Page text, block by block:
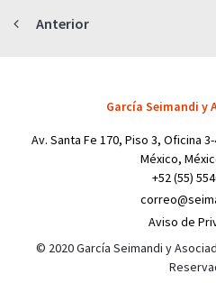
Anterior
García Seimandi y
Av. Santa Fe 170, Piso 3, Oficina
México,
+52 (55)
Aviso de
© 2020 García Seimandi y